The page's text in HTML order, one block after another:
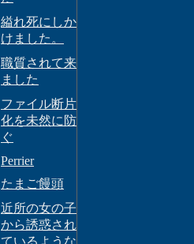
縊れ死にしか
けました。
職質されて来
ました
ファイル断片
化を未然に防
ぐ
Perrier
たまご饅頭
近所の女の子
から誘惑され
ているような